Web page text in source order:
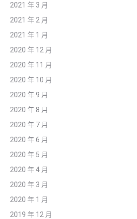
2021 年 3 月
2021 年 2 月
2021 年 1 月
2020 年 12 月
2020 年 11 月
2020 年 10 月
2020 年 9 月
2020 年 8 月
2020 年 7 月
2020 年 6 月
2020 年 5 月
2020 年 4 月
2020 年 3 月
2020 年 1 月
2019 年 12 月